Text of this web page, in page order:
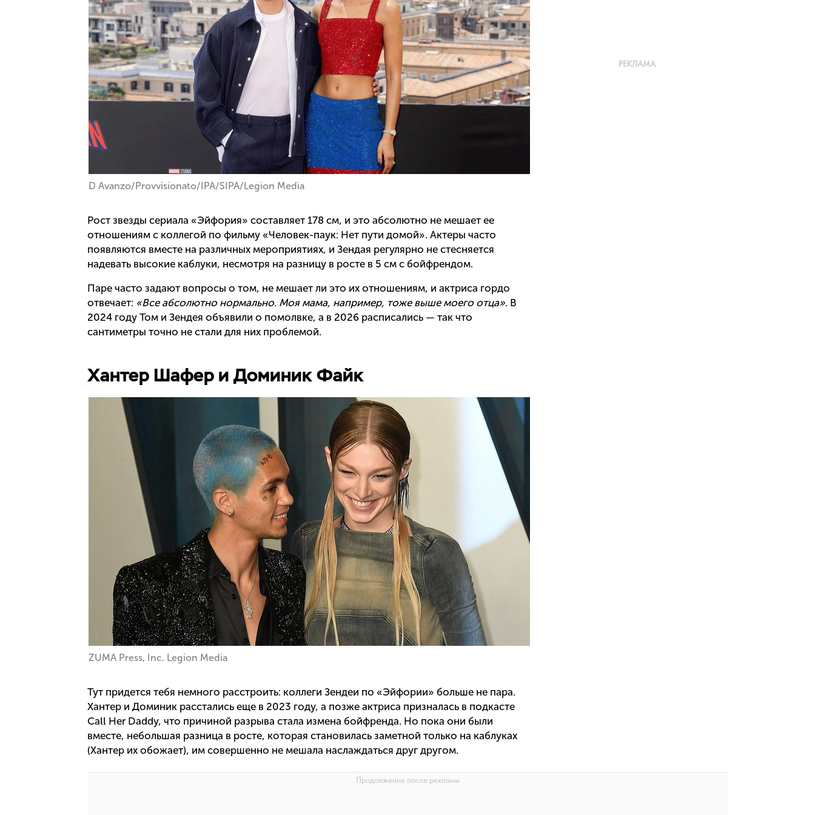
D Avanzo/Provvisionato/IPA/SIPA/Legion Media
Рост звезды сериала «Эйфория» составляет 178 см, и это абсолютно не мешает ее
отношениям с коллегой по фильму «Человек-паук: Нет пути домой». Актеры часто
появляются вместе на различных мероприятиях, и Зендая регулярно не стесняется
надевать высокие каблуки, несмотря на разницу в росте в 5 см с бойфрендом.
Паре часто задают вопросы о том, не мешает ли это их отношениям, и актриса гордо
отвечает: «Все абсолютно нормально. Моя мама, например, тоже выше моего отца». В
2024 году Том и Зендея объявили о помолвке, а в 2026 расписались — так что
сантиметры точно не стали для них проблемой.
Хантер Шафер и Доминик Файк
ZUMA Press, Inc. Legion Media
Тут придется тебя немного расстроить: коллеги Зендеи по «Эйфории» больше не пара.
Хантер и Доминик расстались еще в 2023 году, а позже актриса призналась в подкасте
Call Her Daddy, что причиной разрыва стала измена бойфренда. Но пока они были
вместе, небольшая разница в росте, которая становилась заметной только на каблуках
(Хантер их обожает), им совершенно не мешала наслаждаться друг другом.